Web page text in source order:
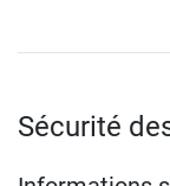
Sécurité